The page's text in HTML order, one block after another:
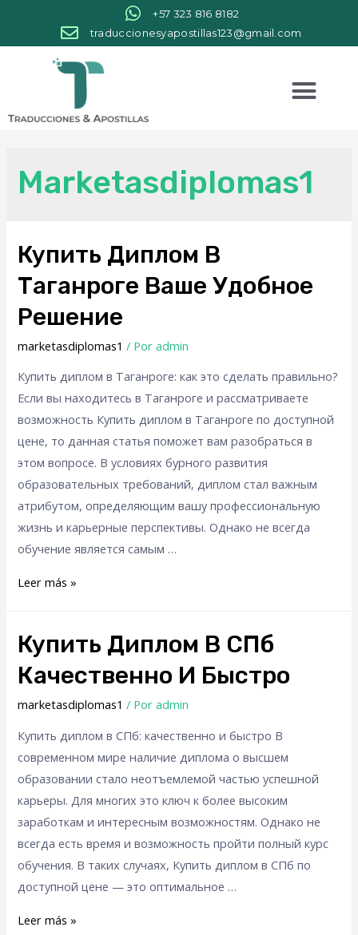
+57 323 816 8182
traduccionesyapostillas123@gmail.com
Marketasdiplomas1
Купить Диплом В
Таганроге Ваше Удобное
Решение
marketasdiplomas1 / Poradmin
Купить диплом в Таганроге: как это сделать правильно?
Если вы находитесь в Таганроге и рассматриваете
возможность Купить диплом в Таганроге по доступной
цене, то данная статья поможет вам разобраться в
этом вопросе. В условиях бурного развития
образовательных требований, диплом стал важным
атрибутом, определяющим вашу профессиональную
жизнь и карьерные перспективы. Однако не всегда
обучение является самым …
Leer más »
Купить Диплом В СПб
Качественно И Быстро
marketasdiplomas1 / Poradmin
Купить диплом в СПб: качественно и быстро В
современном мире наличие диплома о высшем
образовании стало неотъемлемой частью успешной
карьеры. Для многих это ключ к более высоким
заработкам и интересным возможностям. Однако не
всегда есть время и возможность пройти полный курс
обучения. В таких случаях, Купить диплом в СПб по
доступной цене — это оптимальное …
Leer más »